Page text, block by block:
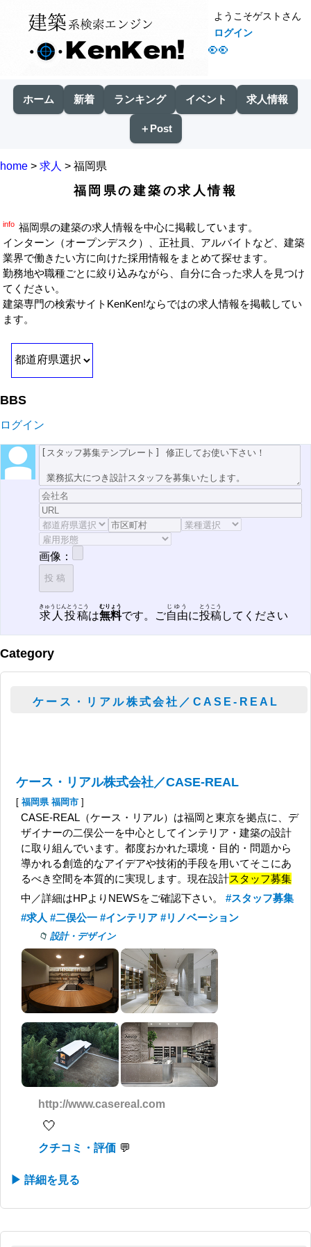
👀
ようこそゲストさん
ログイン
ホーム 新着 ランキング イベント 求人情報
＋Post
home > 求人 > 福岡県
福岡県の建築の求人情報
info 福岡県の建築の求人情報を中心に掲載しています。
インターン（オープンデスク）、正社員、アルバイトなど、建築
業界で働きたい方に向けた採用情報をまとめて探せます。
勤務地や職種ごとに絞り込みながら、自分に合った求人を見つけ
てください。
建築専門の検索サイトKenKen!ならではの求人情報を掲載してい
ます。
BBS
ログイン
画像：
求人投稿
きゅうじんとうこう
は無料
むりょう
です。ご自由
じゆう
に投稿
とうこう
してください
Category
ケース・リアル株式会社／CASE-REAL
ケース・リアル株式会社／CASE-REAL
[ 福岡県 福岡市 ]
CASE-REAL（ケース・リアル）は福岡と東京を拠点に、デ
ザイナーの二俣公一を中心としてインテリア・建築の設計
に取り組んでいます。都度おかれた環境・目的・問題から
導かれる創造的なアイデアや技術的手段を用いてそこにあ
るべき空間を本質的に実現します。現在設計スタッフ募集
中／詳細はHPよりNEWSをご確認下さい。#スタッフ募集
#求人 #二俣公一 #インテリア #リノベーション
設計・デザイン
http://www.casereal.com
🤍
クチコミ・評価
▶ 詳細を見る